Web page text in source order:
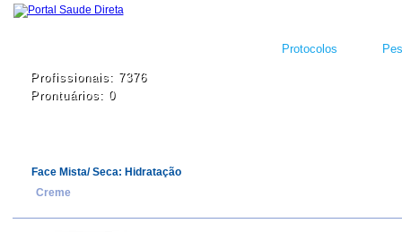
Protocolos
Profissionais: 7376
Prontuários: 0
Face Mista/ Seca: Hidratação
Creme